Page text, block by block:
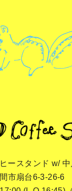
ースタンド w/
市扇台6-3-26-6